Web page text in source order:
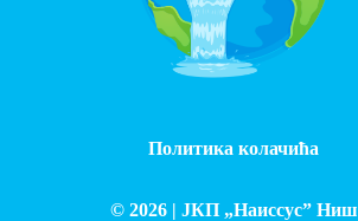
Политика колачића
© 2026 | ЈКП „Наиссус” Ниш